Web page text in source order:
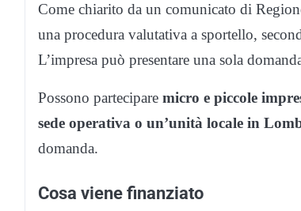
Come chiarito da un comunicato di
una procedura valutativa a sportello,
L’impresa può presentare una sola
Possono partecipare micro e piccole
sede operativa o un’unità locale in
domanda.
Cosa viene finanziato